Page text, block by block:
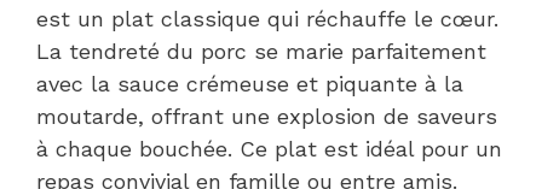
est un plat classique qui réchauffe le cœur.
La tendreté du porc se marie parfaitement
avec la sauce crémeuse et piquante à la
moutarde, offrant une explosion de saveurs
à chaque bouchée. Ce plat est idéal pour un
repas convivial en famille ou entre amis.